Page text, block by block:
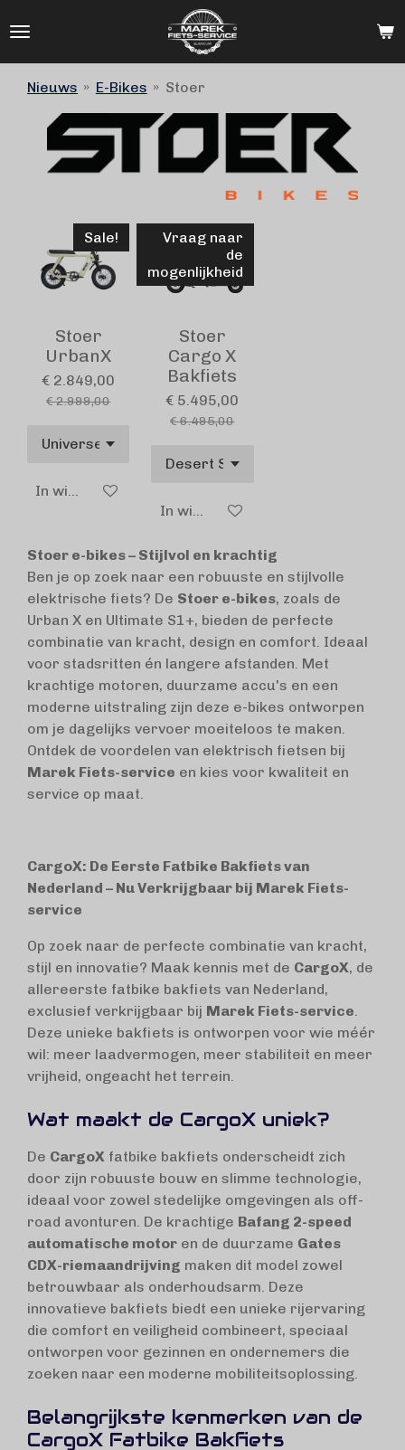
direct
naar
Nieuws » E-Bikes » Stoer
Sale!
Stoer
UrbanX
€ 2.849,00
€ 2.999,00
In winkelwagen
Vraag naar
de
mogenlijkheid
Stoer
Cargo X
Bakfiets
€ 5.495,00
€ 6.495,00
In winkelwagen
Stoer e-bikes – Stijlvol en krachtig
Ben je op zoek naar een robuuste en stijlvolle
elektrische fiets? De Stoer e-bikes, zoals de
Urban X en Ultimate S1+, bieden de perfecte
combinatie van kracht, design en comfort. Ideaal
voor stadsritten én langere afstanden. Met
krachtige motoren, duurzame accu's en een
moderne uitstraling zijn deze e-bikes ontworpen
om je dagelijks vervoer moeiteloos te maken.
Ontdek de voordelen van elektrisch fietsen bij
Marek Fiets-service en kies voor kwaliteit en
service op maat.
CargoX: De Eerste Fatbike Bakfiets van
Nederland – Nu Verkrijgbaar bij Marek Fiets-
service
Op zoek naar de perfecte combinatie van kracht,
stijl en innovatie? Maak kennis met de CargoX, de
allereerste fatbike bakfiets van Nederland,
exclusief verkrijgbaar bij Marek Fiets-service
Deze unieke bakfiets is ontworpen voor wie méér
wil: meer laadvermogen, meer stabiliteit en meer
vrijheid, ongeacht het terrein.
Wat maakt de CargoX uniek?
De CargoX fatbike bakfiets onderscheidt zich
door zijn robuuste bouw en slimme technologie,
ideaal voor zowel stedelijke omgevingen als off-
road avonturen. De krachtige Bafang 2-speed
automatische motor en de duurzame Gates
CDX-riemaandrijving maken dit model zowel
betrouwbaar als onderhoudsarm. Deze
innovatieve bakfiets biedt een unieke rijervaring
die comfort en veiligheid combineert, speciaal
ontworpen voor gezinnen en ondernemers die
zoeken naar een moderne mobiliteitsoplossing.
Belangrijkste kenmerken van de
CargoX Fatbike Bakfiets